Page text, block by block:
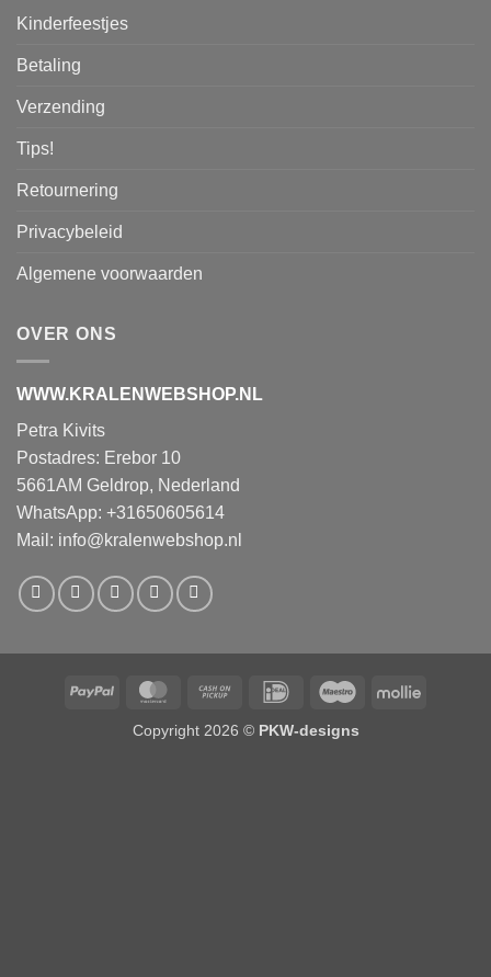
Kinderfeestjes
Betaling
Verzending
Tips!
Retournering
Privacybeleid
Algemene voorwaarden
OVER ONS
WWW.KRALENWEBSHOP.NL
Petra Kivits
Postadres: Erebor 10
5661AM Geldrop, Nederland
WhatsApp: +31650605614
Mail: info@kralenwebshop.nl
PayPal MasterCardCash
Pickup
IDeal Maestro Mollie
Copyright 2026 © PKW-designs